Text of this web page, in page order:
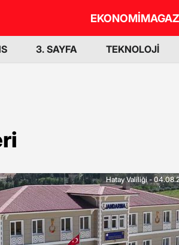
EKONOMİ
3. SAYFA TEKNOLOJİ
Hatay Valiliği -